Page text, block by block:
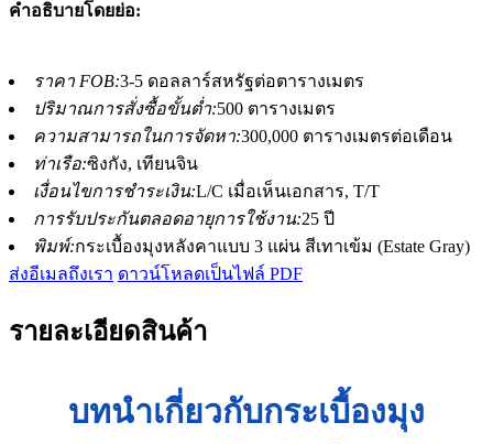
คำอธิบายโดยย่อ:
ราคา FOB:3-5 ดอลลาร์สหรัฐต่อตารางเมตร
ปริมาณการสั่งซื้อขั้นต่ำ:500 ตารางเมตร
ความสามารถในการจัดหา:300,000 ตารางเมตรต่อเดือน
ท่าเรือ:ซิงกัง, เทียนจิน
เงื่อนไขการชำระเงิน:L/C เมื่อเห็นเอกสาร, T/T
การรับประกันตลอดอายุการใช้งาน:25 ปี
พิมพ์:กระเบื้องมุงหลังคาแบบ 3 แผ่น สีเทาเข้ม (Estate Gray)
ส่งอีเมลถึงเรา ดาวน์โหลดเป็นไฟล์ PDF
รายละเอียดสินค้า
บทนำเกี่ยวกับกระเบื้องมุง